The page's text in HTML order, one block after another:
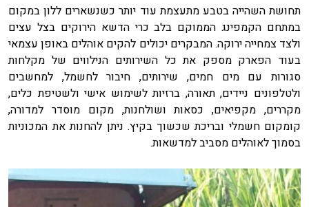
תחושת השהייה בטבע מתעצמת עוד יותר כשנשארים ללון במקום
במתחם הקמפינג הממוקם בלב כרי הדשא הירוקים בצל עצים
ולצד צמחייה ירוקה. המבקרים יכולים להקים אוהלים באופן עצמאי
בעוד הפארק מספק את כל השירותים הנילווים של מקלחות
סגורות עם מים חמים, שירותים, חיבור לחשמל, למחשבים
ולטלפונים ניידים, תאורה, ברזיות לשימוש אישי ולשטיפת כלים,
מקררים, מקפיאים, כסאות ושולחנות, מקום מוסדר למדורה,
קומקום חשמלי ובריכת שכשוך בקיץ. ניתן להחנות את המכוניות
בסמוך לאוהלים מסביב למדשאות.